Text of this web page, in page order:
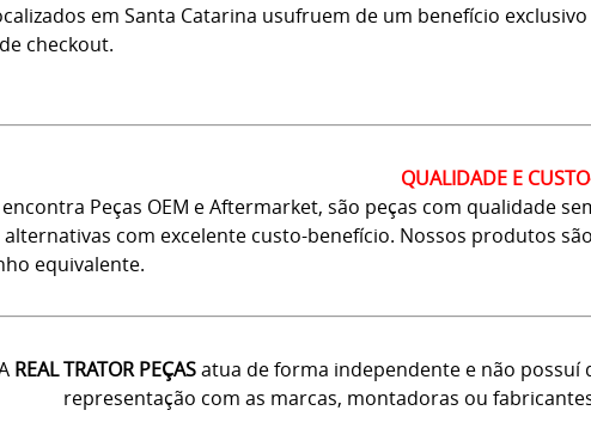
em Santa Catarina usufruem de um benefício
checkout.
QUALIDADE E
Peças OEM e Aftermarket, são peças com qualidade
com excelente custo-benefício. Nossos produtos
equivalente.
REAL TRATOR PEÇASatua de forma independente e não
representação com as marcas, montadoras ou